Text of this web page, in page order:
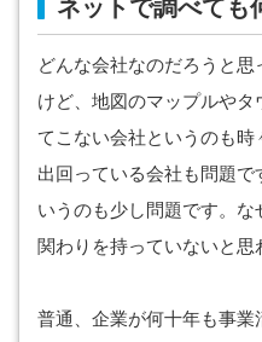
ネットで調べても
どんな会社なのだろうと
けど、地図のマップルや
てこない会社というのも時
出回っている会社も問題で
いうのも少し問題です。
関わりを持っていないと思
普通、企業が何十年も事